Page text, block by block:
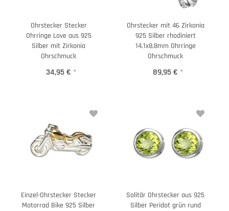
Ohrstecker Stecker
Ohrringe Love aus 925
Silber mit Zirkonia
Ohrschmuck
34,95 € *
Ohrstecker mit 46 Zirkonia
925 Silber rhodiniert
14,1x8,8mm Ohrringe
Ohrschmuck
89,95 € *
Einzel-Ohrstecker Stecker
Motorrad Bike 925 Silber
Solitär Ohrstecker aus 925
Silber Peridot grün rund